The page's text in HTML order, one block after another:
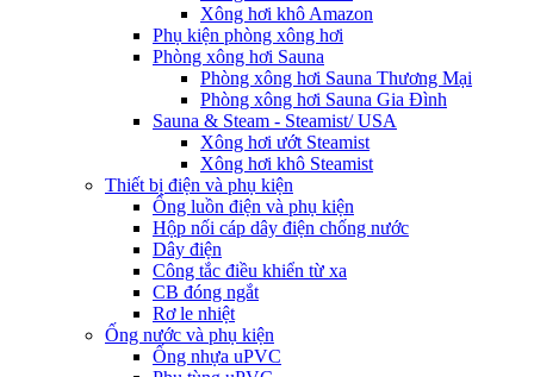
Xông hơi khô Amazon
Phụ kiện phòng xông hơi
Phòng xông hơi Sauna
Phòng xông hơi Sauna Thương Mại
Phòng xông hơi Sauna Gia Đình
Sauna & Steam - Steamist/ USA
Xông hơi ướt Steamist
Xông hơi khô Steamist
Thiết bị điện và phụ kiện
Ống luồn điện và phụ kiện
Hộp nối cáp dây điện chống nước
Dây điện
Công tắc điều khiển từ xa
CB đóng ngắt
Rơ le nhiệt
Ống nước và phụ kiện
Ống nhựa uPVC